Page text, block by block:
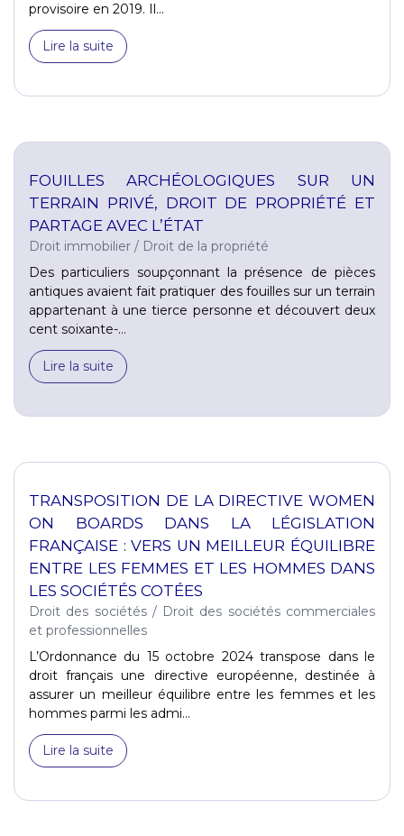
provisoire en 2019. Il...
Lire la suite
FOUILLES ARCHÉOLOGIQUES SUR UN
TERRAIN PRIVÉ, DROIT DE PROPRIÉTÉ ET
PARTAGE AVEC L’ÉTAT
Droit immobilier / Droit de la propriété
Des particuliers soupçonnant la présence de pièces
antiques avaient fait pratiquer des fouilles sur un terrain
appartenant à une tierce personne et découvert deux
cent soixante-...
Lire la suite
TRANSPOSITION DE LA DIRECTIVE WOMEN
ON BOARDS DANS LA LÉGISLATION
FRANÇAISE : VERS UN MEILLEUR ÉQUILIBRE
ENTRE LES FEMMES ET LES HOMMES DANS
LES SOCIÉTÉS COTÉES
Droit des sociétés/ Droit des sociétés commerciales
et professionnelles
L’Ordonnance du 15 octobre 2024 transpose dans le
droit français une directive européenne, destinée à
assurer un meilleur équilibre entre les femmes et les
hommes parmi les admi...
Lire la suite